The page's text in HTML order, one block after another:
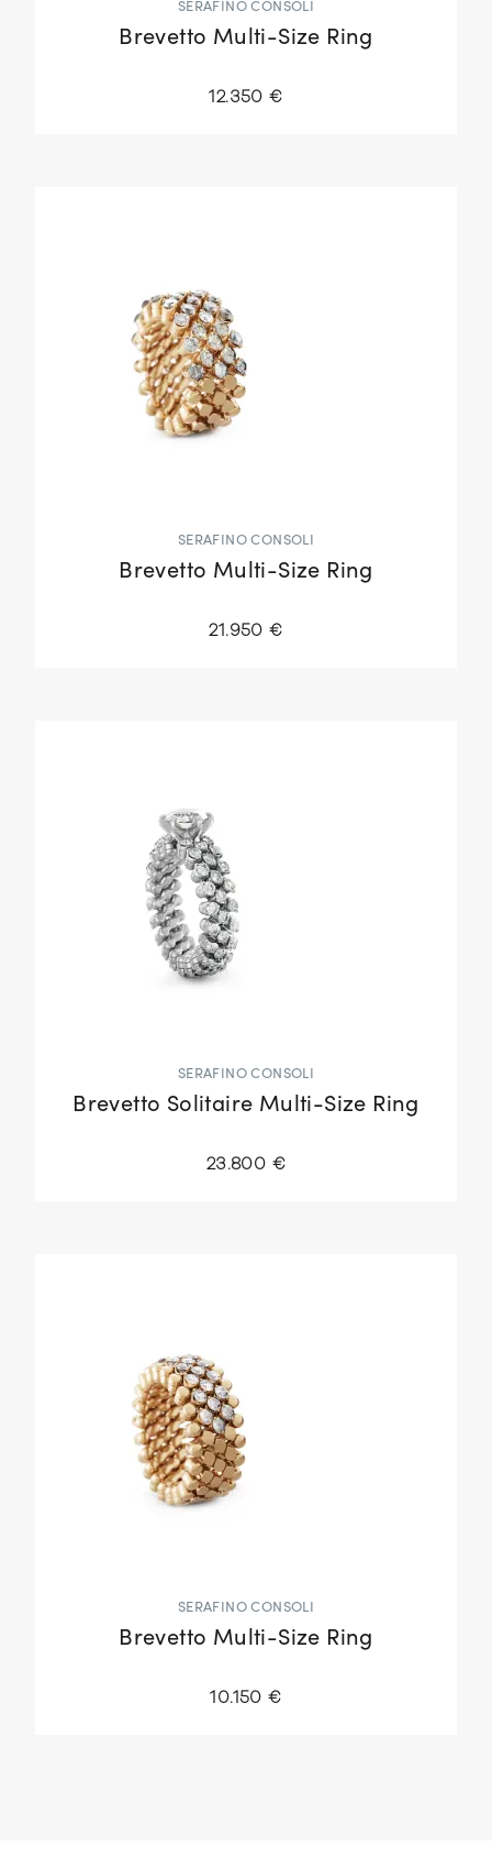
SERAFINO CONSOLI
Brevetto Multi-Size Ring
12.350 €
SERAFINO CONSOLI
Brevetto Multi-Size Ring
21.950 €
SERAFINO CONSOLI
Brevetto Solitaire Multi-Size Ring
23.800 €
SERAFINO CONSOLI
Brevetto Multi-Size Ring
10.150 €